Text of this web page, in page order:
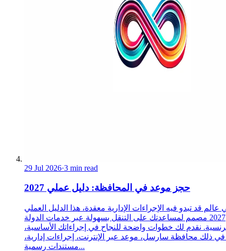
29 Jul 2026·3 min read
حجز موعد في المحافظة: دليل عملي 2027
عالم قد تبدو فيه الإجراءات الإدارية معقدة، هذا الدليل العملي
2027 مصمم لمساعدتك على التنقل بسهولة عبر خدمات الدولة
نقدم لك خطوات واضحة للنجاح في إجراءاتك الأساسية،
في ذلك محافظة سارسل، موعد عبر الإنترنت، إجراءات إدارية،
مستندات رسمية...